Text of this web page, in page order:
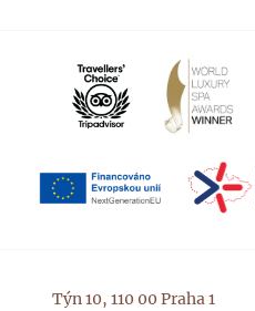
Týn 10, 110 00 Praha 1